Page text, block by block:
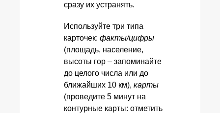
сразу их устранять.
Используйте три типа
карточек: факты/цифры
(площадь, население,
высоты гор – запоминайте
до целого числа или до
ближайших 10 км), карты
(проведите 5 минут на
контурные карты: отметить